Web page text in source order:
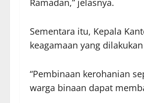
Ramadan,” jelasnya.
Sementara itu, Kepala
keagamaan yang
“Pembinaan kerohanian
warga binaan dapat